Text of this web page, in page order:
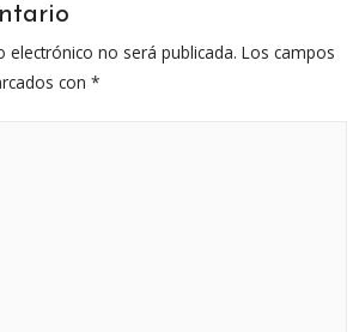
electrónico no será publicada. Los campos
con *